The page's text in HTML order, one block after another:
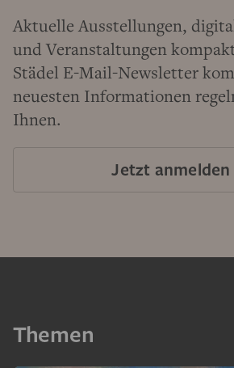
Aktuelle Ausstellungen,
und Veranstaltungen
Städel E-Mail-Newsletter
neuesten Informationen
Ihnen.
Jetzt anmelden
Themen